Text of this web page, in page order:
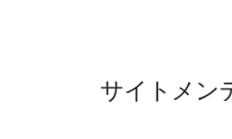
サイトメン